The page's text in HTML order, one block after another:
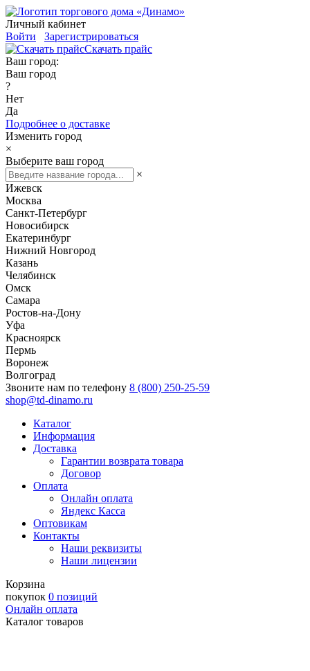
Личный кабинет
Войти
Зарегистрироваться
Скачать прайс
Ваш город:
Ваш город
?
Нет
Да
Подробнее о доставке
Изменить город
×
Выберите ваш город
×
Ижевск
Москва
Санкт-Петербург
Новосибирск
Екатеринбург
Нижний Новгород
Казань
Челябинск
Омск
Самара
Ростов-на-Дону
Уфа
Красноярск
Пермь
Воронеж
Волгоград
Звоните нам по телефону 8 (800) 250-25-59
shop@td-dinamo.ru
Каталог
Информация
Доставка
Гарантии возврата товара
Договор
Оплата
Онлайн оплата
Яндекс Касса
Оптовикам
Контакты
Наши реквизиты
Наши лицензии
Корзина
покупок 0 позиций
Онлайн оплата
Каталог товаров